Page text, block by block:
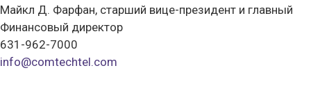
Майкл Д. Фарфан, старший вице-президент и главный
Финансовый директор
631-962-7000
info@comtechtel.com